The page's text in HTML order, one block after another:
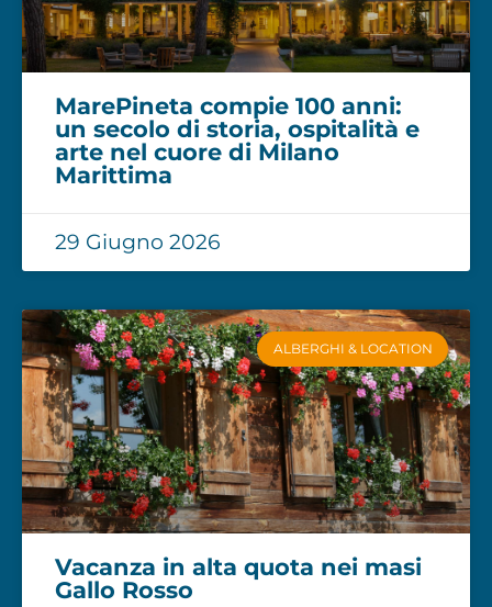
MarePineta compie 100 anni:
un secolo di storia, ospitalità e
arte nel cuore di Milano
Marittima
29 Giugno 2026
ALBERGHI & LOCATION
Vacanza in alta quota nei masi
Gallo Rosso